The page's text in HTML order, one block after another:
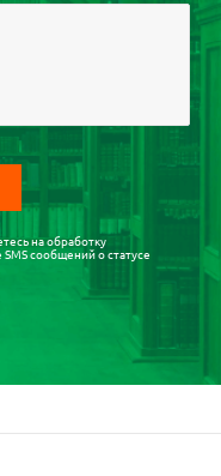
наобработку
сообщений о статусе